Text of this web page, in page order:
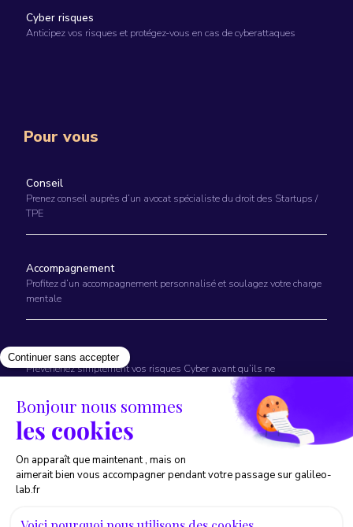
Cyber risques
Anticipez vos risques et protégez-vous en cas de cyberattaques
Pour vous
Conseil
Prenez conseil auprès d’un avocat spécialiste du droit des Startups /
TPE
Accompagnement
Profitez d’un accompagnement personnalisé et soulagez votre charge
mentale
Prévention
Prévenenez simplement vos risques Cyber avant qu’ils ne
©2025 Galileo lab. Tout droit réservé
Politique de confidentialité